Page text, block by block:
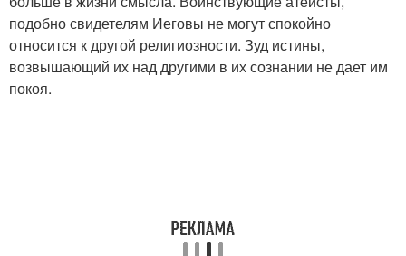
подобно свидетелям Иеговы не могут спокойно
относится к другой религиозности. Зуд истины,
возвышающий их над другими в их сознании не дает им
покоя.